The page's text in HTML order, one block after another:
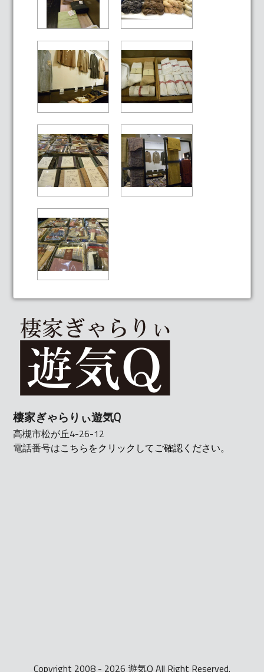
棲家ぎゃらりぃ遊気Q
高槻市松が丘4-26-12
電話番号はこちらをクリックしてご確認ください。
Copyright 2008 - 2026 遊気Q All Right Reserved.